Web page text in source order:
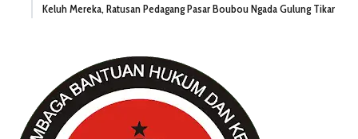
Keluh Mereka, Ratusan Pedagang Pasar Boubou Ngada Gulung Tikar